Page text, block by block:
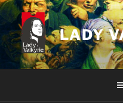
Skip
content
LADY